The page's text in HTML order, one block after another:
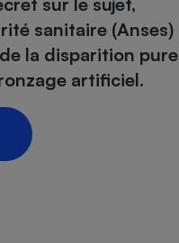
sanitaire (Anses)
la disparition pure
artificiel.
- Hygiène
- Crédit
Epargne - Fiscalité
routière
Contrôle technique -
détachée
Supermarché - Drive
Comparatif plaque à
hotte
Comparatif barre de son
imprimante
Crédit immobilier
Comparatif poêle à
radiateur
Maison de retraite